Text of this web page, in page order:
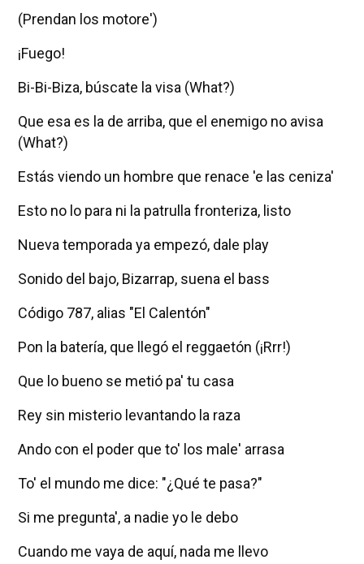
(Prendan los motore')
¡Fuego!
Bi-Bi-Biza, búscate la visa (What?)
Que esa es la de arriba, que el enemigo no avisa
(What?)
Estás viendo un hombre que renace 'e las ceniza'
Esto no lo para ni la patrulla fronteriza, listo
Nueva temporada ya empezó, dale play
Sonido del bajo, Bizarrap, suena el bass
Código 787, alias "El Calentón"
Pon la batería, que llegó el reggaetón (¡Rrr!)
Que lo bueno se metió pa' tu casa
Rey sin misterio levantando la raza
Ando con el poder que to' los male' arrasa
To' el mundo me dice: "¿Qué te pasa?"
Si me pregunta', a nadie yo le debo
Cuando me vaya de aquí, nada me llevo